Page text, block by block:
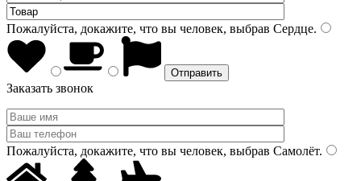
Пожалуйста, докажите, что вы человек, выбрав Сердце.
Заказать звонок
Пожалуйста, докажите, что вы человек, выбрав Самолёт.